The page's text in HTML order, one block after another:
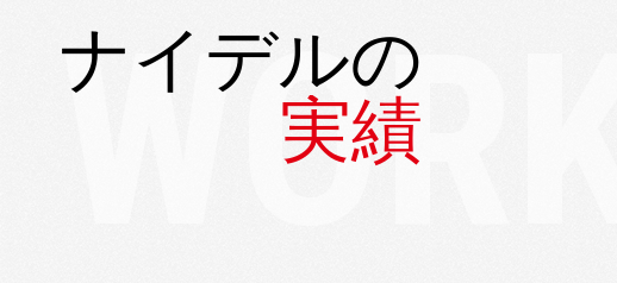
ナイ デルの
実績
WOR